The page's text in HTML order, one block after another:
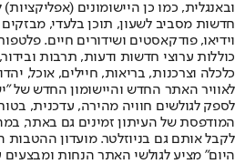
חדשות מסביב לשעון, תוכן בלעדי, מבזקים
וידיאו, פודקאסטים ושידורים חיים.
כוללות ערוצי חדשות ודעות, תרבות
לאוויר האתר החדש והיישומון החדש של
לספק לגולשים חוויה מהירה, עדכנית,
המודפסת של העיתון זמינים גם באתר,
לקבל אותם גם בניוזלטר. מועדון ההטבות
היום" מציע לגולשי האתר הנחות ומבצעים